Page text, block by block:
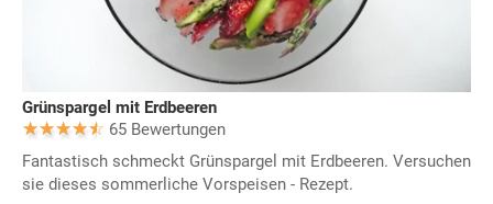
Grünspargel mit Erdbeeren
65 Bewertungen
Fantastisch schmeckt Grünspargel mit Erdbeeren. Versuchen
sie dieses sommerliche Vorspeisen - Rezept.